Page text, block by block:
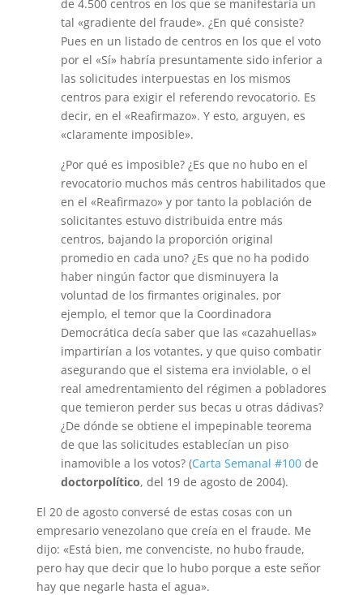
de 4.500 centros en los que se manifestaría un
tal «gradiente del fraude». ¿En qué consiste?
Pues en un listado de centros en los que el voto
por el «Sí» habría presuntamente sido inferior a
las solicitudes interpuestas en los mismos
centros para exigir el referendo revocatorio. Es
decir, en el «Reafirmazo». Y esto, arguyen, es
«claramente imposible».
¿Por qué es imposible? ¿Es que no hubo en el
revocatorio muchos más centros habilitados que
en el «Reafirmazo» y por tanto la población de
solicitantes estuvo distribuida entre más
centros, bajando la proporción original
promedio en cada uno? ¿Es que no ha podido
haber ningún factor que disminuyera la
voluntad de los firmantes originales, por
ejemplo, el temor que la Coordinadora
Democrática decía saber que las «cazahuellas»
impartirían a los votantes, y que quiso combatir
asegurando que el sistema era inviolable, o el
real amedrentamiento del régimen a pobladores
que temieron perder sus becas u otras dádivas?
¿De dónde se obtiene el impepinable teorema
de que las solicitudes establecían un piso
inamovible a los votos? (Carta Semanal #100de
doctorpolítico, del 19 de agosto de 2004).
El 20 de agosto conversé de estas cosas con un
empresario venezolano que creía en el fraude. Me
dijo: «Está bien, me convenciste, no hubo fraude,
pero hay que decir que lo hubo porque a este señor
hay que negarle hasta el agua».